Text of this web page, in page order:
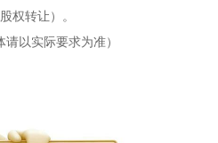
权转让）。
请以实际要求为准）